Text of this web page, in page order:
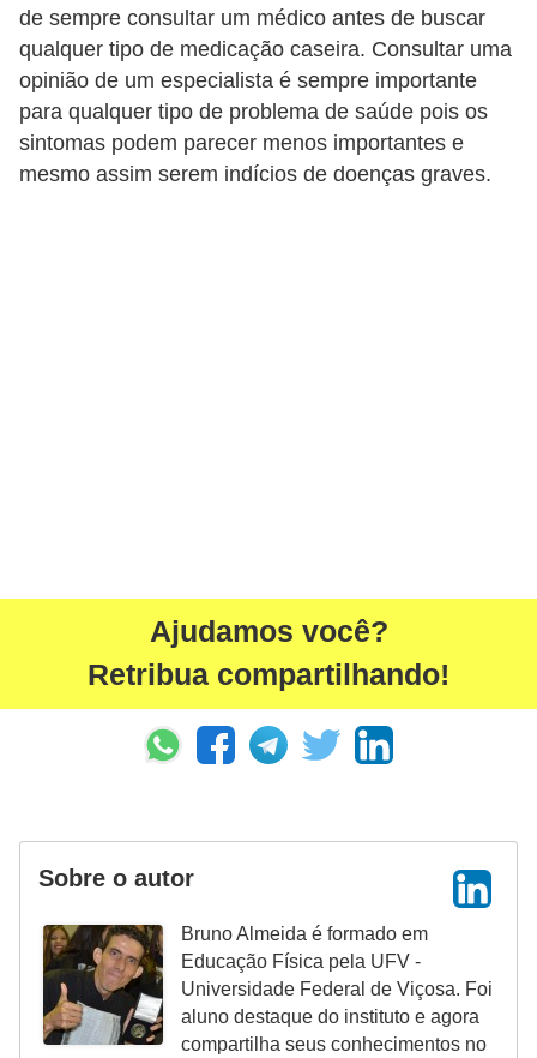
de sempre consultar um médico antes de buscar
qualquer tipo de medicação caseira. Consultar uma
opinião de um especialista é sempre importante
para qualquer tipo de problema de saúde pois os
sintomas podem parecer menos importantes e
mesmo assim serem indícios de doenças graves.
Ajudamos você?
Retribua compartilhando!
Sobre o autor
Bruno Almeida é formado em
Educação Física pela UFV -
Universidade Federal de Viçosa. Foi
aluno destaque do instituto e agora
compartilha seus conhecimentos no